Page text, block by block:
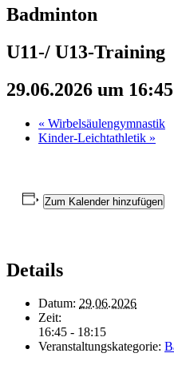
Badminton
U11-/ U13-Training
29.06.2026 um 16:45
« Wirbelsäulengymnastik
Kinder-Leichtathletik »
Zum Kalender hinzufügen
Details
Datum: 29.06.2026
Zeit:
16:45 - 18:15
Veranstaltungskategorie: